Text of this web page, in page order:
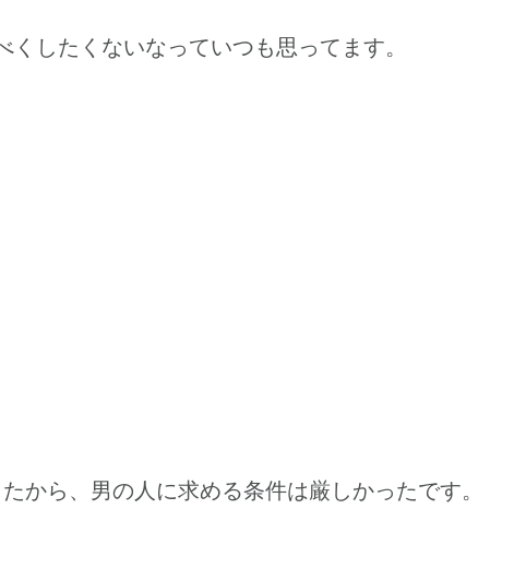
したくないなっていつも思ってます。
から、男の人に求める条件は厳しかったです。